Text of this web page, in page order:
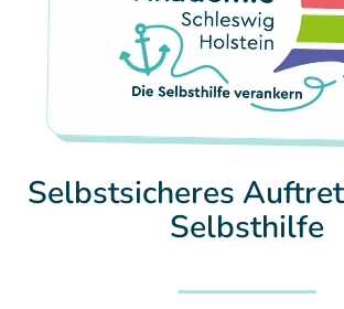
Selbstsicheres
Selbsthilfe